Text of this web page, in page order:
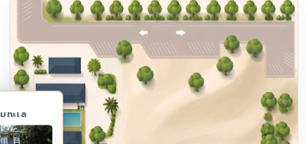
ทะเล